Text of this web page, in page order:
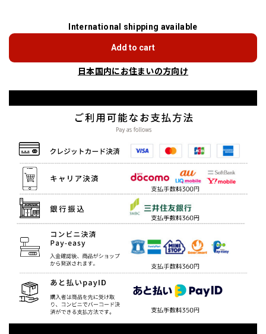
International shipping available
Add to cart
日本国内にお住まいの方向け